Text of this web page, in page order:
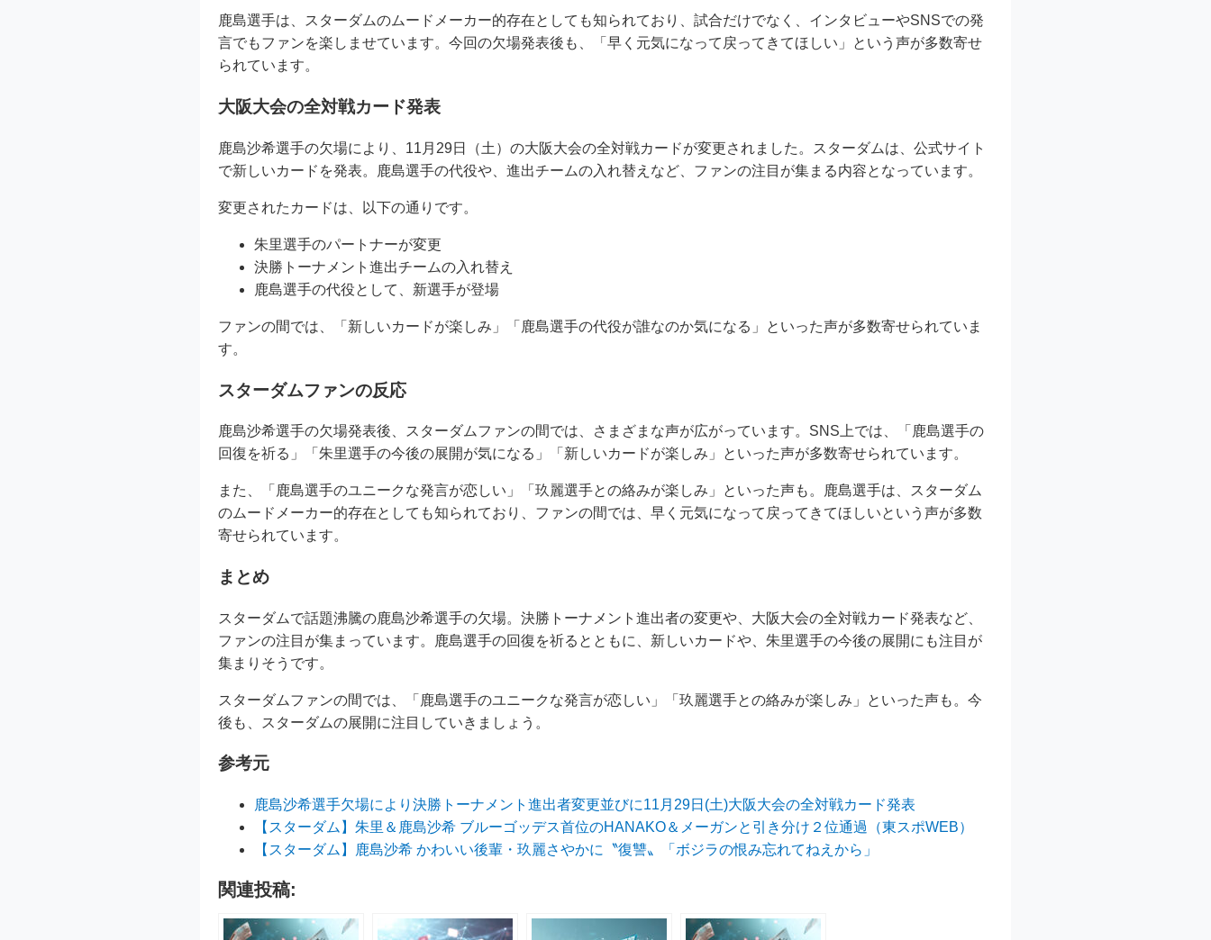
鹿島選手は、スターダムのムードメーカー的存在としても知られており、試合だけでなく、インタビューやSNSでの発
言でもファンを楽しませています。今回の欠場発表後も、「早く元気になって戻ってきてほしい」という声が多数寄せ
られています。
大阪大会の全対戦カード発表
鹿島沙希選手の欠場により、11月29日（土）の大阪大会の全対戦カードが変更されました。スターダムは、公式サイト
で新しいカードを発表。鹿島選手の代役や、進出チームの入れ替えなど、ファンの注目が集まる内容となっています。
変更されたカードは、以下の通りです。
朱里選手のパートナーが変更
決勝トーナメント進出チームの入れ替え
鹿島選手の代役として、新選手が登場
ファンの間では、「新しいカードが楽しみ」「鹿島選手の代役が誰なのか気になる」といった声が多数寄せられていま
す。
スターダムファンの反応
鹿島沙希選手の欠場発表後、スターダムファンの間では、さまざまな声が広がっています。SNS上では、「鹿島選手の
回復を祈る」「朱里選手の今後の展開が気になる」「新しいカードが楽しみ」といった声が多数寄せられています。
また、「鹿島選手のユニークな発言が恋しい」「玖麗選手との絡みが楽しみ」といった声も。鹿島選手は、スターダム
のムードメーカー的存在としても知られており、ファンの間では、早く元気になって戻ってきてほしいという声が多数
寄せられています。
まとめ
スターダムで話題沸騰の鹿島沙希選手の欠場。決勝トーナメント進出者の変更や、大阪大会の全対戦カード発表など、
ファンの注目が集まっています。鹿島選手の回復を祈るとともに、新しいカードや、朱里選手の今後の展開にも注目が
集まりそうです。
スターダムファンの間では、「鹿島選手のユニークな発言が恋しい」「玖麗選手との絡みが楽しみ」といった声も。今
後も、スターダムの展開に注目していきましょう。
参考元
鹿島沙希選手欠場により決勝トーナメント進出者変更並びに11月29日(土)大阪大会の全対戦カード発表
【スターダム】朱里＆鹿島沙希 ブルーゴッデス首位のHANAKO＆メーガンと引き分け２位通過（東スポWEB）
【スターダム】鹿島沙希 かわいい後輩・玖麗さやかに〝復讐〟「ボジラの恨み忘れてねえから」
関連投稿: